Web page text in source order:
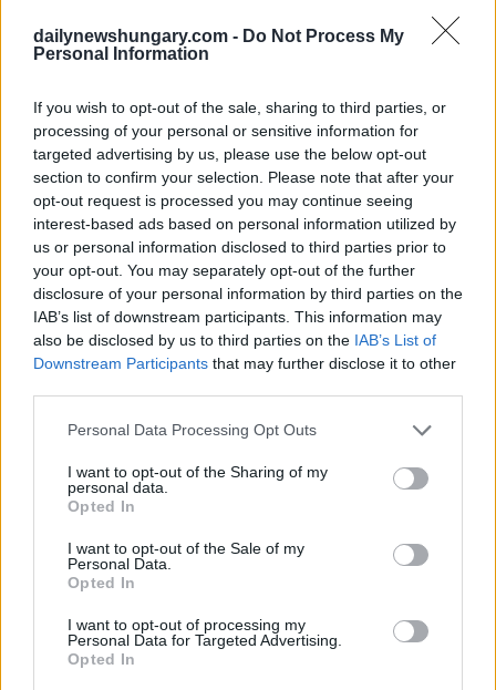
dailynewshungary.com - Do Not Process My
Personal Information
If you wish to opt-out of the sale, sharing to third parties, or
processing of your personal or sensitive information for
targeted advertising by us, please use the below opt-out
section to confirm your selection. Please note that after your
opt-out request is processed you may continue seeing
interest-based ads based on personal information utilized by
us or personal information disclosed to third parties prior to
your opt-out. You may separately opt-out of the further
disclosure of your personal information by third parties on the
IAB’s list of downstream participants. This information may
also be disclosed by us to third parties on the IAB’s List of
Downstream Participants that may further disclose it to other
Please note that this website/app uses one or more Google
not limited to your visit or usage behaviour. You may click to
grant or deny consent to Google and its third-party tags to
use your data for below specified purposes in below Google
consent section.
Personal Data Processing Opt Outs
I want to opt-out of the Sharing of my
personal data.
Opted In
I want to opt-out of the Sale of my
Personal Data.
Opted In
I want to opt-out of processing my
Personal Data for Targeted Advertising.
Opted In
Business
umfassender Leitfaden für 2026
Der Immobilienmarkt in Ungarn schwächt sich ab, doch der
Markt für überdurchschnittlich teure Immobilien hält sich
weiterhin gut
Wie Sie die internationale Gemeinschaft in Budapest und
ganz Ungarn als Zielgruppe ansprechen können
sicherer Immobilienkauf in Ungarn
Gesellschaft
Geschäfte schließen – hier ist die Liste